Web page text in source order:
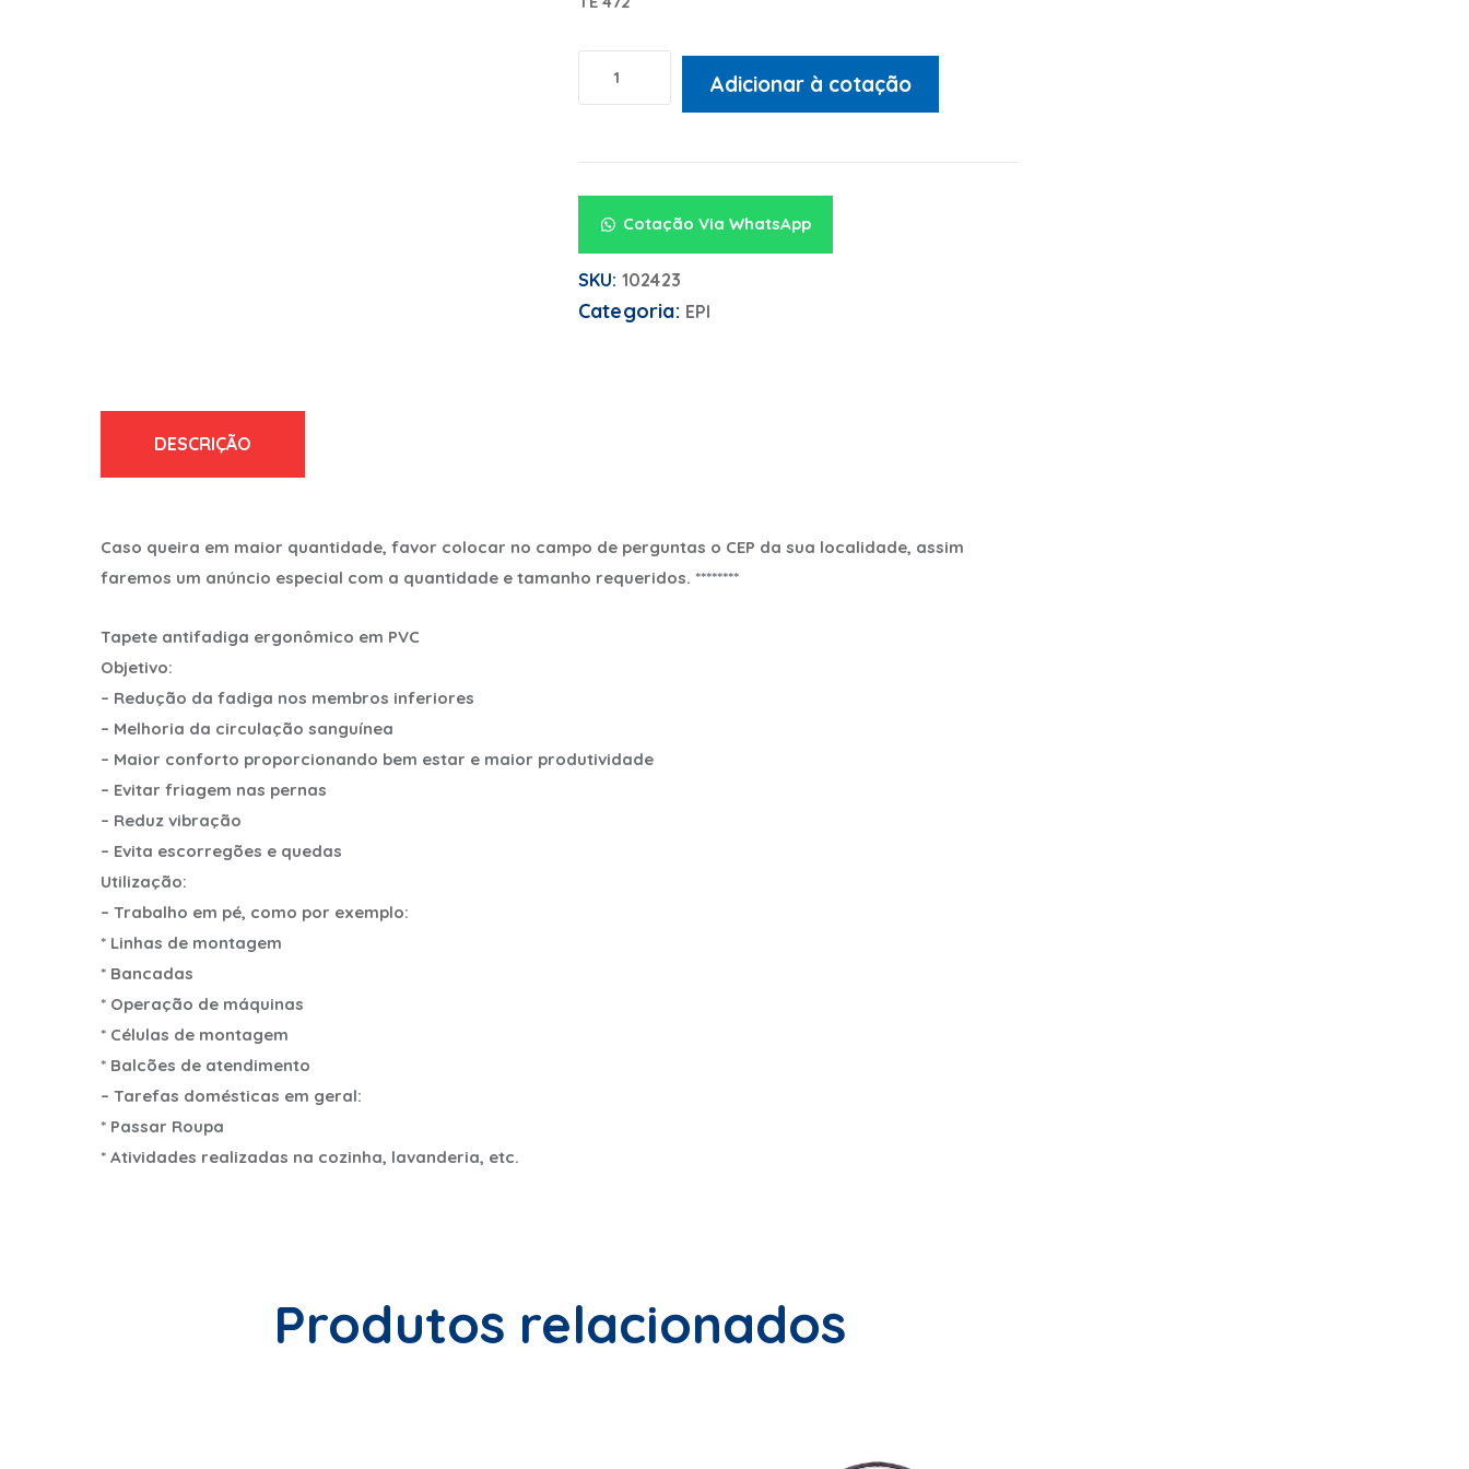
Adicionar à cotação
Cotação Via WhatsApp
SKU: 102423
Categoria: EPI
DESCRIÇÃO
Caso queira em maior quantidade, favor colocar no campo de perguntas o CEP da sua localidade, assim
faremos um anúncio especial com a quantidade e tamanho requeridos. ********
Tapete antifadiga ergonômico em PVC
Objetivo:
– Redução da fadiga nos membros inferiores
– Melhoria da circulação sanguínea
– Maior conforto proporcionando bem estar e maior produtividade
– Evitar friagem nas pernas
– Reduz vibração
– Evita escorregões e quedas
Utilização:
– Trabalho em pé, como por exemplo:
* Linhas de montagem
* Bancadas
* Operação de máquinas
* Células de montagem
* Balcões de atendimento
– Tarefas domésticas em geral:
* Passar Roupa
* Atividades realizadas na cozinha, lavanderia, etc.
Produtos relacionados